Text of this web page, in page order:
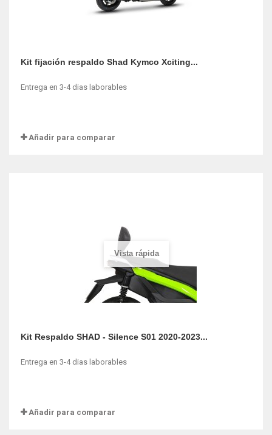
Kit fijación respaldo Shad Kymco Xciting...
Entrega en 3-4 dias laborables
Añadir para comparar
Vista rápida
Kit Respaldo SHAD - Silence S01 2020-2023...
Entrega en 3-4 dias laborables
Añadir para comparar